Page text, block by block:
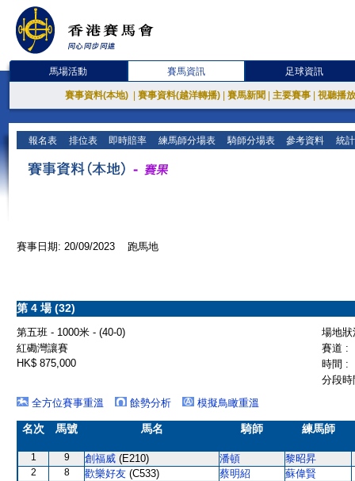
馬場活動 賽馬資訊 足球資訊
賽事資料(本地) 賽事資料(越洋轉播) 賽馬新聞 主要賽事 視聽播
報名表 排位表 即時賠率 練馬師分場表 騎師分場表 參考資料 統
賽事日期: 20/09/2023 跑馬地
第 4 場 (32)
第五班 - 1000米 - (40-0)
場地
紅磡灣讓賽
賽道 :
HK$ 875,000
時間 :
分段
全方位賽事重溫
餘勢分析 模擬鳥瞰重溫
名次 馬號 馬名 騎師 練馬師
1 9 創福威 (E210) 潘頓 黎昭昇
2 8 歡樂好友 (C533) 蔡明紹 蘇偉賢